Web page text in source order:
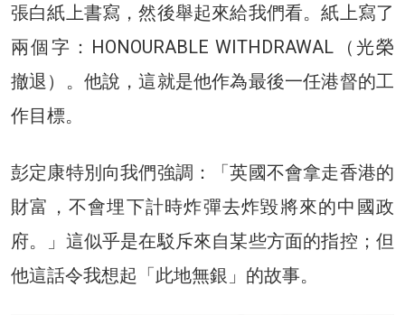
張白紙上書寫，然後舉起來給我們看。紙上寫了
兩個字：HONOURABLE WITHDRAWAL（光榮
撤退）。他說，這就是他作為最後一任港督的工
作目標。
彭定康特別向我們強調：「英國不會拿走香港的
財富，不會埋下計時炸彈去炸毀將來的中國政
府。」這似乎是在駁斥來自某些方面的指控；但
他這話令我想起「此地無銀」的故事。